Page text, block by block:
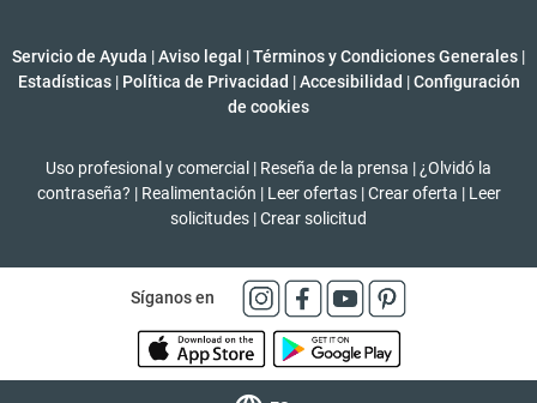
Servicio de Ayuda |Aviso legal |Términos y Condiciones Generales |
Estadísticas | Política de Privacidad | Accesibilidad | Configuración
de cookies
Uso profesional y comercial | Reseña de la prensa | ¿Olvidó la
contraseña? | Realimentación | Leer ofertas | Crear oferta | Leer
solicitudes |Crear solicitud
Síganos en